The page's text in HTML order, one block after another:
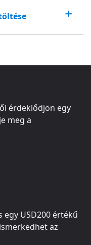
érdeklődjön egy
meg a
egy USD200 értékű
az